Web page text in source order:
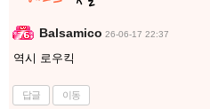
Balsamico 26-06-17 22:37
역시 로우킥
답글 이동